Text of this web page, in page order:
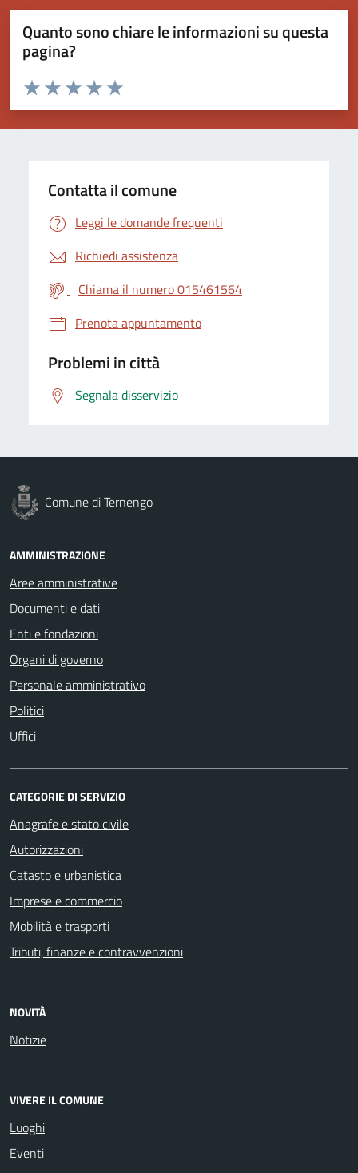
Quanto sono chiare le informazioni su questa
pagina?
Valuta da 1 a 5 stelle la pagina
Valuta 5 stelle su 5
Valuta 4 stelle su 5
Valuta 3 stelle su 5
Valuta 2 stelle su 5
Valuta 1 stelle su 5
Contatta il comune
Leggi le domande frequenti
Richiedi assistenza
Chiama il numero 015461564
Prenota appuntamento
Problemi in città
Segnala disservizio
Comune di Ternengo
AMMINISTRAZIONE
Aree amministrative
Documenti e dati
Enti e fondazioni
Organi di governo
Personale amministrativo
Politici
Uffici
CATEGORIE DI SERVIZIO
Anagrafe e stato civile
Autorizzazioni
Catasto e urbanistica
Imprese e commercio
Mobilità e trasporti
Tributi, finanze e contravvenzioni
NOVITÀ
Notizie
VIVERE IL COMUNE
Luoghi
Eventi